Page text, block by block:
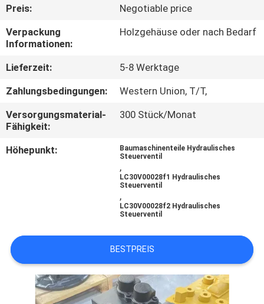
FABRIK
TOUR
QUALITÄTSKONTROLLE
KONTAKT
NACHRICHTEN
REFERENZEN
SITEMAP
Preis:
Negotiable price
Verpackung
Informationen:
Holzgehäuse oder nach Bedarf
Lieferzeit:
5-8 Werktage
Zahlungsbedingungen:
Western Union, T/T,
Versorgungsmaterial-
Fähigkeit:
300 Stück/Monat
Höhepunkt:
Baumaschinenteile Hydraulisches
Steuerventil
,
LC30V00028f1 Hydraulisches
Steuerventil
,
LC30V00028f2 Hydraulisches
Steuerventil
BESTPREIS